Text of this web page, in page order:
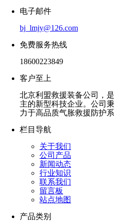
电子邮件
bj_lmjy@126.com
免费服务热线
18600223849
客户至上
北京利盟救援装备公司，
主的新型科技企业。公司
力于高品质气胀救援防护
栏目导航
关于我们
公司产品
新闻动态
行业知识
联系我们
留言板
站点地图
产品类别